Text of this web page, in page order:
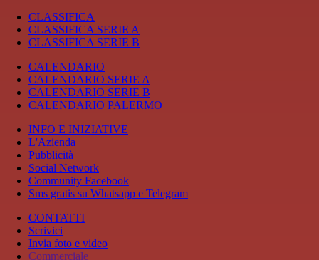
CLASSIFICA
CLASSIFICA SERIE A
CLASSIFICA SERIE B
CALENDARIO
CALENDARIO SERIE A
CALENDARIO SERIE B
CALENDARIO PALERMO
INFO E INIZIATIVE
L'Azienda
Pubblicità
Social Network
Community Facebook
Sms gratis su Whatsapp e Telegram
CONTATTI
Scrivici
Invia foto e video
Commerciale